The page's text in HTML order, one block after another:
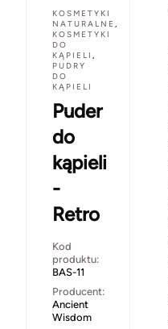
KOSMETYKI
NATURALNE ,
KOSMETYKI
DO
KĄPIELI ,
PUDRY
DO
KĄPIELI
Puder
do
kąpieli
-
Retro
Kod
produktu:
BAS-11
Producent:
Ancient
Wisdom